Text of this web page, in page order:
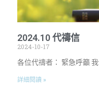
2024.10 代禱信
2024-10-17
各位代禱者： 緊急呼籲
詳細閱讀 »